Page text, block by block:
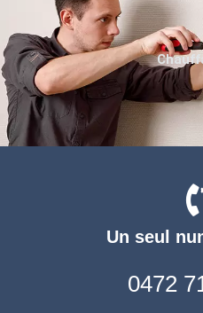
Un seul
0472